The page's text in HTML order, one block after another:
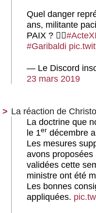
Quel danger
ans, militante
PAIX ? 🏳️‍🌈
#Garibaldi
— Le Discord
23 mars 2019
La réaction de
La doctrine que
le 1er décembre
Les mesures
avons proposées
validées cette
ministre ont été
Les bonnes
appliquées.